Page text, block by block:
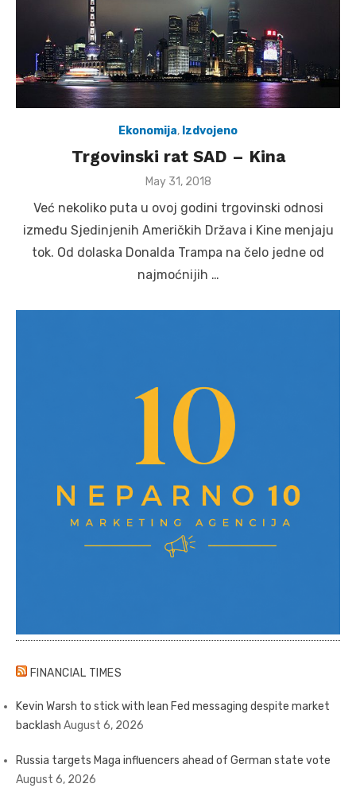
Ekonomija, Izdvojeno
Trgovinski rat SAD – Kina
Posted
May 31, 2018
Već nekoliko puta u ovoj godini trgovinski odnosi
između Sjedinjenih Američkih Država i Kine menjaju
tok. Od dolaska Donalda Trampa na čelo jedne od
najmoćnijih …
FINANCIAL TIMES
Kevin Warsh to stick with lean Fed messaging despite market
backlash August 6, 2026
Russia targets Maga influencers ahead of German state vote
August 6, 2026